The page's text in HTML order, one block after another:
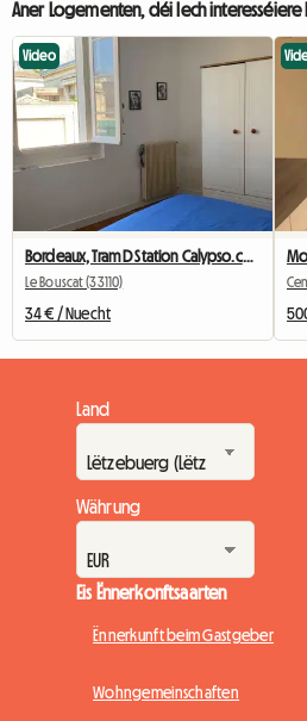
Aner Logementen, déi Iech interesséiere
Video
Bordeaux, Tram D Station Calypso.ch+SDB+wc Privées
Le Bouscat (33110)
34 € / Nuecht
Land
Währung
Eis Ënnerkonftsaarten
Ënnerkunft beim Gastgeber
Wohngemeinschaften